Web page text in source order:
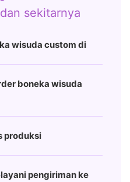
sekitarnya
wisuda custom di
boneka wisuda
produksi
pengiriman ke